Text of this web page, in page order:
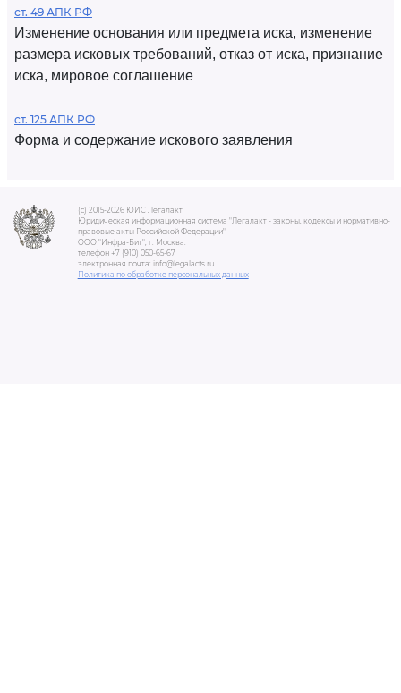
ст. 49 АПК РФ
Изменение основания или предмета иска, изменение
размера исковых требований, отказ от иска, признание
иска, мировое соглашение
ст. 125 АПК РФ
Форма и содержание искового заявления
(c) 2015-2026 ЮИС Легалакт
Юридическая информационная система "Легалакт - законы, кодексы и нормативно-
правовые акты Российской Федерации"
ООО "Инфра-Бит", г. Москва.
телефон +7 (910) 050-65-67
электронная почта: info@legalacts.ru
Политика по обработке персональных данных